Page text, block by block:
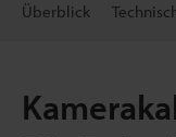
Überblick